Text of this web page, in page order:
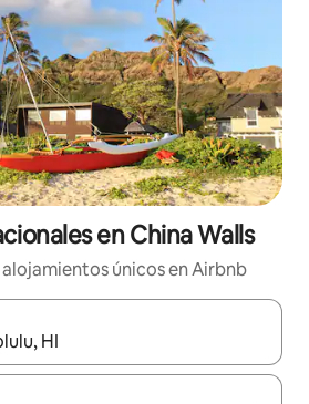
en China Walls
únicos en Airbnb
estén disponibles, navega con las